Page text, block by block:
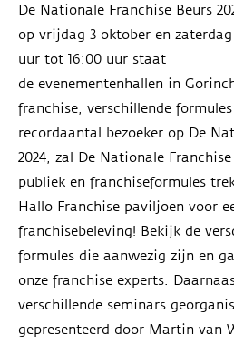
De Nationale Franchise Beurs
op vrijdag 3 oktober en
uur tot 16:00 uur staat
de evenementenhallen in
franchise, verschillende
recordaantal bezoeker op De
2024, zal De Nationale Franchise
publiek en franchiseformules
Hallo Franchise paviljoen voor
franchisebeleving! Bekijk de
formules die aanwezig zijn en
onze franchise experts.
verschillende seminars
gepresenteerd door Martin van